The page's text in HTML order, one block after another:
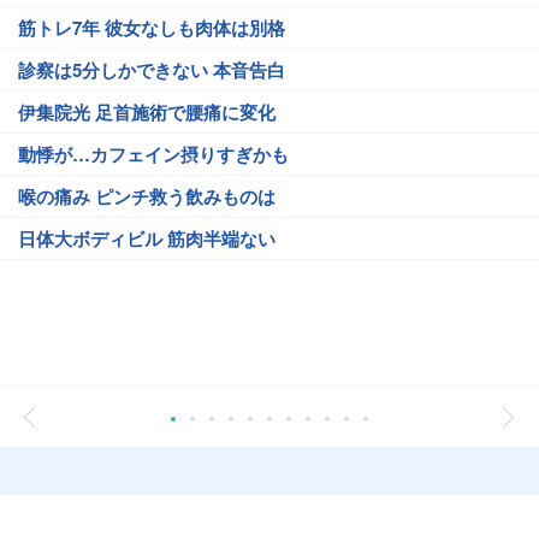
筋トレ7年 彼女なしも肉体は別格
診察は5分しかできない 本音告白
伊集院光 足首施術で腰痛に変化
動悸が…カフェイン摂りすぎかも
喉の痛み ピンチ救う飲みものは
日体大ボディビル 筋肉半端ない